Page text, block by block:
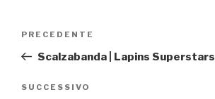
Navigazione
Articolo
precedente:
PRECEDENTE
Scalzabanda | Lapins Superstars
Articolo
SUCCESSIVO